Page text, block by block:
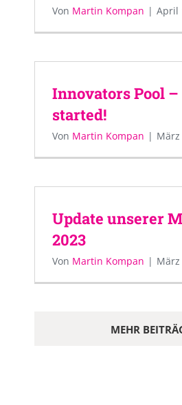
Von Martin Kompan | April
Innovators Pool –
started!
Von Martin Kompan | März
Update unserer
2023
Von Martin Kompan |
MEHR